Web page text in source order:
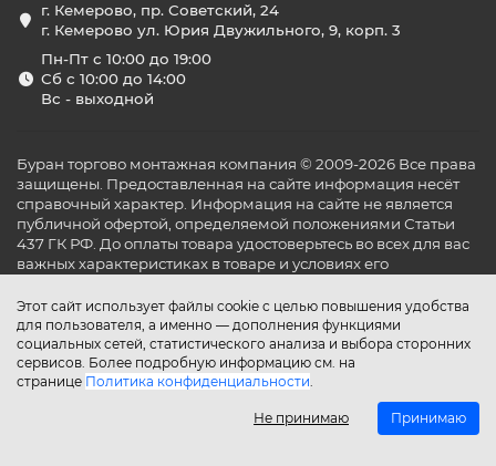
Этот сайт использует файлы cookie с целью повышения удобства
для пользователя, а именно — дополнения функциями
социальных сетей, статистического анализа и выбора сторонних
сервисов. Более подробную информацию см. на
странице Политика конфиденциальности.
Не принимаю Принимаю
г. Кемерово, пр. Советский, 24
г. Кемерово ул. Юрия Двужильного, 9, корп. 3
Пн-Пт с 10:00 до 19:00
Сб с 10:00 до 14:00
Вс - выходной
Буран торгово монтажная компания © 2009-2026 Все права
защищены. Предоставленная на сайте информация несёт
справочный характер. Информация на сайте не является
публичной офертой, определяемой положениями Статьи
437 ГК РФ. До оплаты товара удостоверьтесь во всех для вас
важных характеристиках в товаре и условиях его